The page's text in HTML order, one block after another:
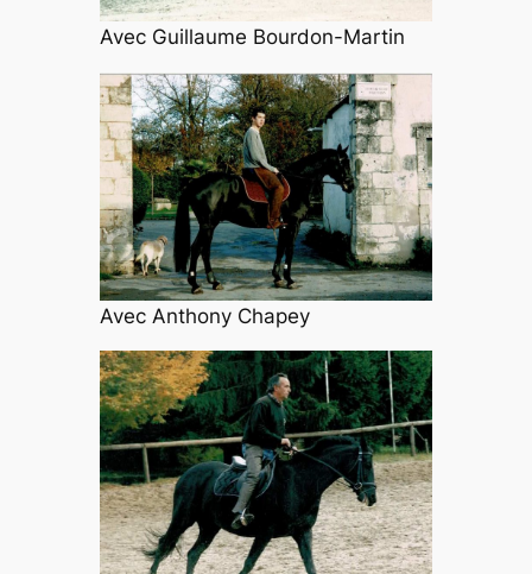
Avec Guillaume Bourdon-Martin
Avec Anthony Chapey